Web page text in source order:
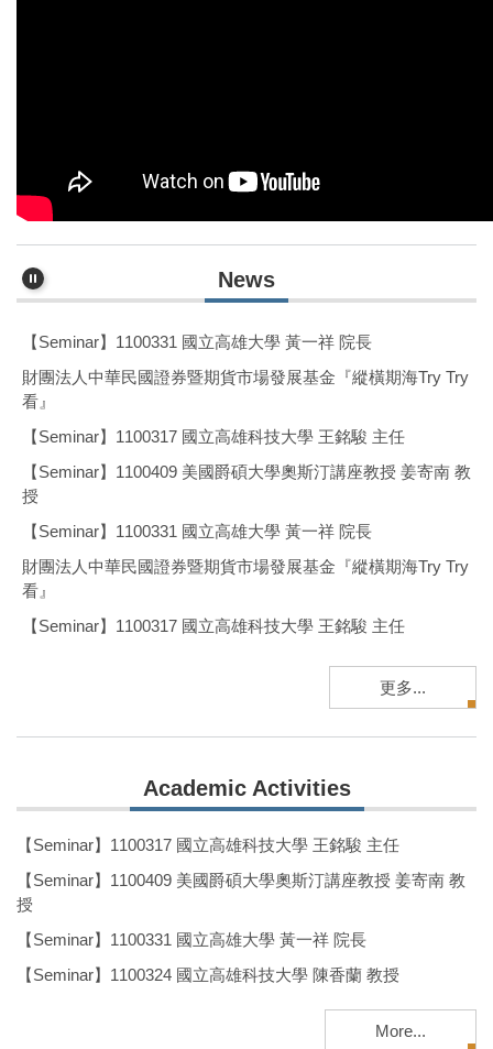
News
財團法人中華民國證券暨期貨市場發展基金『縱橫期海Try Try
看』
【Seminar】1100317 國立高雄科技大學 王銘駿 主任
【Seminar】1100409 美國爵碩大學奧斯汀講座教授 姜寄南 教
授
【Seminar】1100331 國立高雄大學 黃一祥 院長
財團法人中華民國證券暨期貨市場發展基金『縱橫期海Try Try
看』
【Seminar】1100317 國立高雄科技大學 王銘駿 主任
【Seminar】1100409 美國爵碩大學奧斯汀講座教授 姜寄南 教
授
【Seminar】1100331 國立高雄大學 黃一祥 院長
財團法人中華民國證券暨期貨市場發展基金『縱橫期海Try Try
看』
【Seminar】1100317 國立高雄科技大學 王銘駿 主任
【Seminar】1100317 國立高雄科技大學 王銘駿 主任
【Seminar】1100409 美國爵碩大學奧斯汀講座教授 姜寄南 教
授
【Seminar】1100331 國立高雄大學 黃一祥 院長
更多...
Academic Activities
【Seminar】1100317 國立高雄科技大學 王銘駿 主任
【Seminar】1100409 美國爵碩大學奧斯汀講座教授 姜寄南 教
授
【Seminar】1100331 國立高雄大學 黃一祥 院長
【Seminar】1100324 國立高雄科技大學 陳香蘭 教授
More...